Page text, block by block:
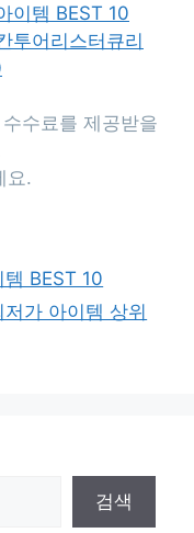
이템 BEST 10
투어리스터큐리
수료를 제공받을
요.
BEST 10
가 아이템 상위
검색